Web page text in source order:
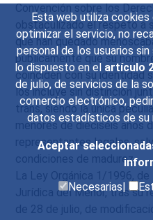
Esta web utiliza
optimizar el servicio, no
personal de los usuarios
lo dispuesto en el artículo
de julio, de servicios de la
comercio electrónico,
datos estadísticos de su
Aceptar
Necesarias|
Convención sobre los
obstaculizado el respeto a
que han quedado
públicamente que su
coinciden con su identidad
los incluye sin distinción
trans, siendo la única
menores de dieciséis años
representantes legales,
condiciones de madurez.
La Ley Orgánica 1/1996,
Jurídica del Menor, tras su
de 28 de julio, de